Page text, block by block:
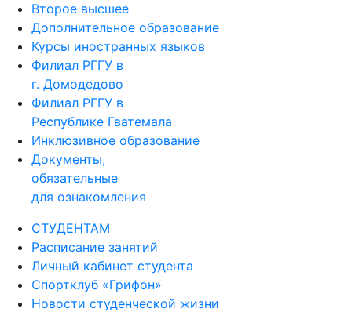
Второе высшее
Дополнительное образование
Курсы иностранных языков
Филиал РГГУ в
г. Домодедово
Филиал РГГУ в
Республике Гватемала
Инклюзивное образование
Документы,
обязательные
для ознакомления
СТУДЕНТАМ
Расписание занятий
Личный кабинет студента
Спортклуб «Грифон»
Новости студенческой жизни